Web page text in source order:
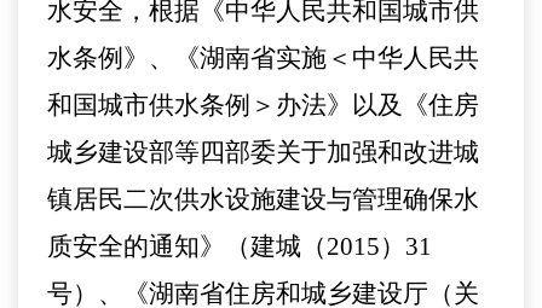
水安全， 根据 《中华人民共和国城市供
水条例》、《湖南省实施 ＜ 中华人民共
和国城市供水条例 ＞ 办法》以及《住房
城乡建设部等四部委关于加强和改进城
镇居民二次供水设施建设与管理确保水
质安全的通知》（建城（2015） 31
号）、《湖南省住房和城乡建设厅（关